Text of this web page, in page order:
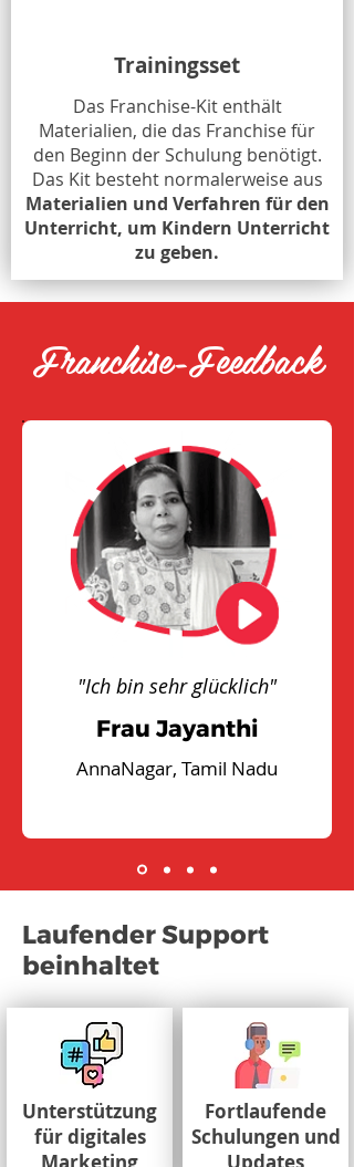
Trainingsset
Das Franchise-Kit enthält
Materialien, die das Franchise für
den Beginn der Schulung benötigt.
Das Kit besteht normalerweise aus
Materialien und Verfahren für den
Unterricht, um Kindern Unterricht
zu geben.
Franchise-Feedback
"Ich bin sehr glücklich"
Frau Jayanthi
AnnaNagar, Tamil Nadu
Laufender Support
beinhaltet
Unterstützung
für digitales
Fortlaufende
Schulungen und